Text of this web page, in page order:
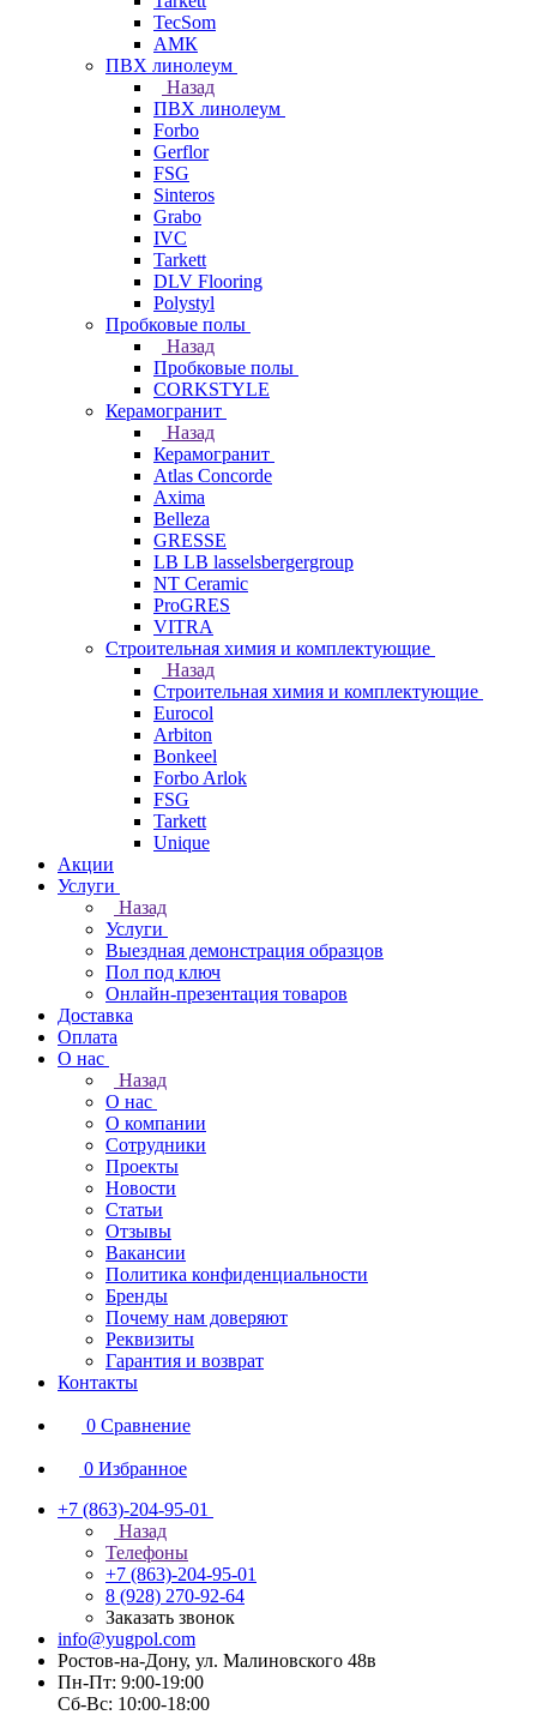
TecSom
АМК
ПВХ линолеум
Назад
ПВХ линолеум
Forbo
Gerflor
FSG
Sinteros
Grabo
IVC
Tarkett
DLV Flooring
Polystyl
Пробковые полы
Назад
Пробковые полы
CORKSTYLE
Керамогранит
Назад
Керамогранит
Atlas Concorde
Axima
Belleza
GRESSE
LB LB lasselsbergergroup
NT Ceramic
ProGRES
VITRA
Строительная химия и комплектующие
Назад
Строительная химия и комплектующие
Eurocol
Arbiton
Bonkeel
Forbo Arlok
FSG
Tarkett
Unique
Акции
Услуги
Назад
Услуги
Выездная демонстрация образцов
Пол под ключ
Онлайн-презентация товаров
Доставка
Оплата
О нас
Назад
О нас
О компании
Сотрудники
Проекты
Новости
Статьи
Отзывы
Вакансии
Политика конфиденциальности
Бренды
Почему нам доверяют
Реквизиты
Гарантия и возврат
Контакты
0 Сравнение
0 Избранное
+7 (863)-204-95-01
Назад
Телефоны
+7 (863)-204-95-01
8 (928) 270-92-64
Заказать звонок
info@yugpol.com
Ростов-на-Дону, ул. Малиновского 48в
Пн-Пт: 9:00-19:00
Cб-Вс: 10:00-18:00